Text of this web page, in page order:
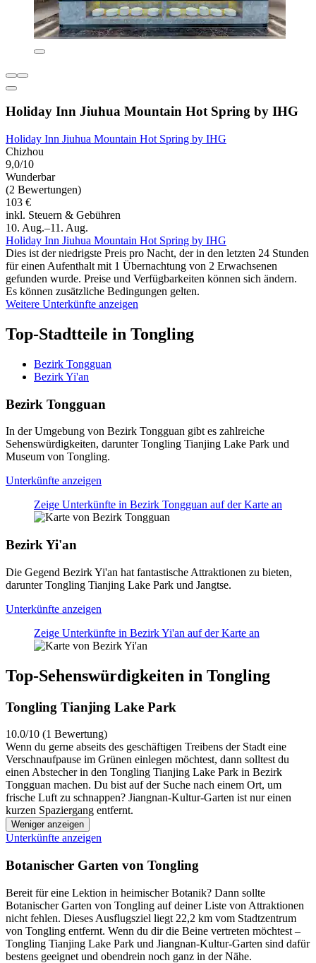
Holiday Inn Jiuhua Mountain Hot Spring by IHG
Holiday Inn Jiuhua Mountain Hot Spring by IHG
Chizhou
9,0/10
Wunderbar
(2 Bewertungen)
103 €
inkl. Steuern & Gebühren
10. Aug.–11. Aug.
Holiday Inn Jiuhua Mountain Hot Spring by IHG
Dies ist der niedrigste Preis pro Nacht, der in den letzten 24 Stunden
für einen Aufenthalt mit 1 Übernachtung von 2 Erwachsenen
gefunden wurde. Preise und Verfügbarkeiten können sich ändern.
Es können zusätzliche Bedingungen gelten.
Weitere Unterkünfte anzeigen
Top-Stadtteile in Tongling
Bezirk Tongguan
Bezirk Yi'an
Bezirk Tongguan
In der Umgebung von Bezirk Tongguan gibt es zahlreiche
Sehenswürdigkeiten, darunter Tongling Tianjing Lake Park und
Museum von Tongling.
Unterkünfte anzeigen
Zeige Unterkünfte in Bezirk Tongguan auf der Karte an
Bezirk Yi'an
Die Gegend Bezirk Yi'an hat fantastische Attraktionen zu bieten,
darunter Tongling Tianjing Lake Park und Jangtse.
Unterkünfte anzeigen
Zeige Unterkünfte in Bezirk Yi'an auf der Karte an
Top-Sehenswürdigkeiten in Tongling
Tongling Tianjing Lake Park
10.0/10 (1 Bewertung)
Wenn du gerne abseits des geschäftigen Treibens der Stadt eine
Verschnaufpause im Grünen einlegen möchtest, dann solltest du
einen Abstecher in den Tongling Tianjing Lake Park in Bezirk
Tongguan machen. Du bist auf der Suche nach einem Ort, um
frische Luft zu schnappen? Jiangnan-Kultur-Garten ist nur einen
kurzen Spaziergang entfernt.
Weniger anzeigen
Unterkünfte anzeigen
Botanischer Garten von Tongling
Bereit für eine Lektion in heimischer Botanik? Dann sollte
Botanischer Garten von Tongling auf deiner Liste von Attraktionen
nicht fehlen. Dieses Ausflugsziel liegt 22,2 km vom Stadtzentrum
von Tongling entfernt. Wenn du dir die Beine vertreten möchtest –
Tongling Tianjing Lake Park und Jiangnan-Kultur-Garten sind dafür
bestens geeignet und obendrein noch ganz in der Nähe.